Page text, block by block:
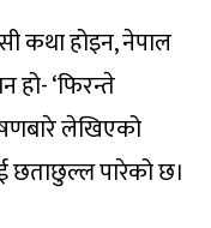
कथा होइन, नेपाल
‘फिरन्ते
लेखिएको
छताछुल्ल पारेको छ।